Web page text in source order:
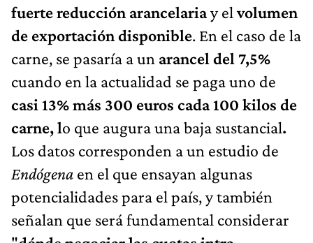
fuerte reducción arancelariay elvolumen
de exportación disponible. En el caso de la
carne, se pasaría a un arancel del 7,5%
cuando en la actualidad se paga uno de
casi 13% más 300 euros cada 100 kilos de
carne, lo que augura una baja sustancial.
Los datos corresponden a un estudio de
Endógena en el que ensayan algunas
potencialidades para el país, y también
señalan que será fundamental considerar